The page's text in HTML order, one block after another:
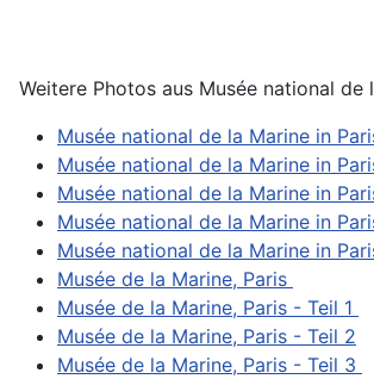
Weitere Photos aus Musée national de
Musée national de la Marine in
Musée national de la Marine in
Musée national de la Marine in
Musée national de la Marine in
Musée national de la Marine in
Musée de la Marine, Paris
Musée de la Marine, Paris - Teil 1
Musée de la Marine, Paris - Teil 2
Musée de la Marine, Paris - Teil 3